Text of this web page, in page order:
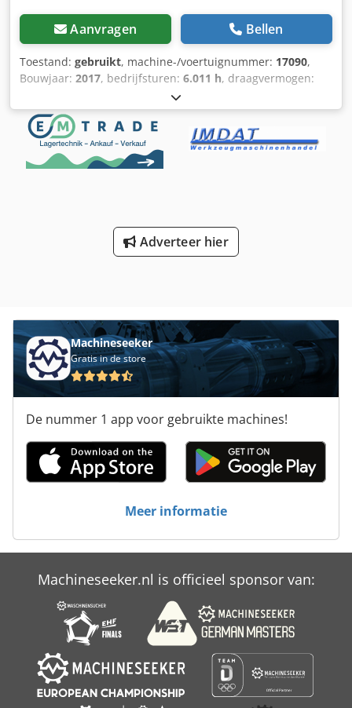
Aanvragen Bellen
Toestand: gebruikt, machine-/voertuignummer: 17090,
Bouwjaar: 2017, bedrijfsturen: 6.011 h, draagvermogen:
4.550 mm
mm, brandstoftype:elektrisch, masttype:Simplex,
bouwhoogte:
3.100 mm , batterijspanning: 24 V
1.200 mm, totaalgewicht: 2.868 kg, Uitrusting:3e
hydraulische functie, 5145469 Codpszfd T Nofx Aayjha
Adverteer hier
Machineseeker
Gratis in de store
De nummer 1 app voor gebruikte machines!
Meer informatie
Machineseeker.nl is officieel sponsor van: